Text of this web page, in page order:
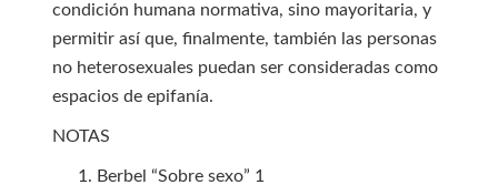
condición humana normativa, sino mayoritaria, y
permitir así que, finalmente, también las personas
no heterosexuales puedan ser consideradas como
espacios de epifanía.
NOTAS
Berbel “Sobre sexo” 1